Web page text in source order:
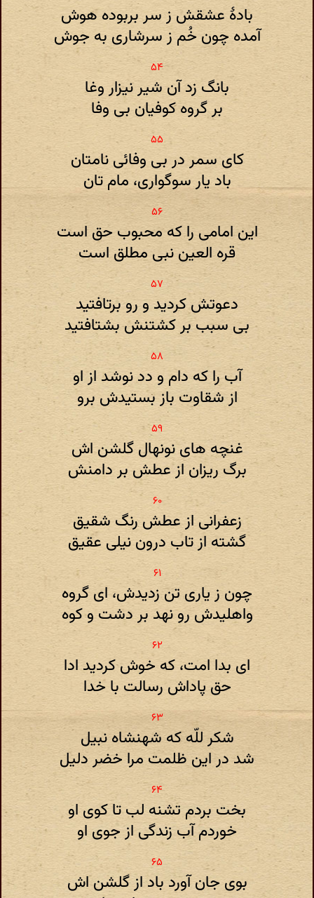
بادهٔ عشقش ز سر بربوده هوش
آمده چون خُم ز سرشاری به جوش
بانگ زد آن شیر نیزار وغا
بر گروه کوفیان بی وفا
کای سمر در بی وفائی نامتان
باد یار سوگواری، مام تان
این امامی را که محبوب حق است
قره العین نبی مطلق است
دعوتش کردید و رو برتافتید
بی سبب بر کشتنش بشتافتید
آب را که دام و دد نوشد از او
از شقاوت باز بستیدش برو
غنچه های نونهال گلشن اش
برگ ریزان از عطش بر دامنش
زعفرانی از عطش رنگ شقیق
گشته از تاب درون نیلی عقیق
چون ز یاری تن زدیدش، ای گروه
واهلیدش رو نهد بر دشت و کوه
ای بدا امت، که خوش کردید ادا
حق پاداش رسالت با خدا
شکر للّه که شهنشاه نبیل
شد در این ظلمت مرا خضر دلیل
بخت بردم تشنه لب تا کوی او
خوردم آب زندگی از جوی او
بوی جان آورد باد از گلشن اش